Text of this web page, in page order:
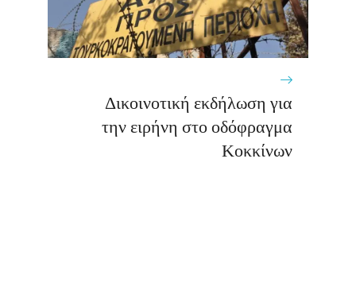
Δικοινοτική εκδήλωση για
την ειρήνη στο οδόφραγμα
Κοκκίνων